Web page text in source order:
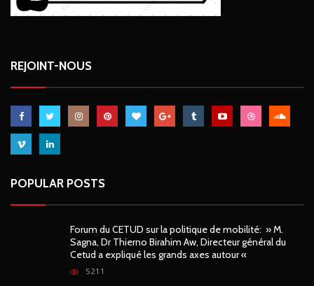
REJOINT-NOUS
POPULAR POSTS
Forum du CETUD sur la politique de mobilité: » M.
Sagna, Dr Thierno Birahim Aw, Directeur général du
Cetud a expliqué les grands axes autour «
5211